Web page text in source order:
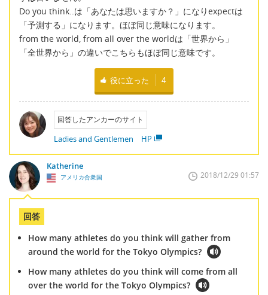
Do you think..は「あなたは思いますか？」になりexpectは
「予測する」になります。ほぼ同じ意味になります。
from the world, from all over the worldは「世界から」
「全世界から」の違いでこちらもほぼ同じ意味です。
役に立った 4
回答したアンカーのサイト
Ladies and Gentlemen HP
Katherine
アメリカ合衆国 2018/12/29 01:57
回答
How many athletes do you think will gather from
around the world for the Tokyo Olympics?
How many athletes do you think will come from all
over the world for the Tokyo Olympics?